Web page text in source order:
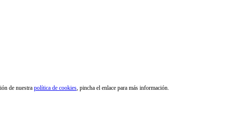
de nuestra política de cookies, pincha el enlace para más información.